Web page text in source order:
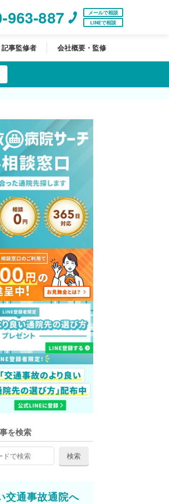
963-887
メールで相談
LINEで相談
記事監修者 会社概要・監修
を検索
交通事故通院へ